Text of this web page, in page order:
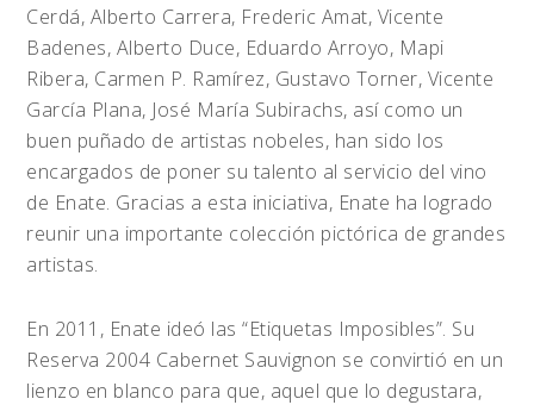
Cerdá, Alberto Carrera, Frederic Amat, Vicente
Badenes, Alberto Duce, Eduardo Arroyo, Mapi
Ribera, Carmen P. Ramírez, Gustavo Torner, Vicente
García Plana, José María Subirachs, así como un
buen puñado de artistas nobeles, han sido los
encargados de poner su talento al servicio del vino
de Enate. Gracias a esta iniciativa, Enate ha logrado
reunir una importante colección pictórica de grandes
artistas.
En 2011, Enate ideó las “Etiquetas Imposibles”. Su
Reserva 2004 Cabernet Sauvignon se convirtió en un
lienzo en blanco para que, aquel que lo degustara,